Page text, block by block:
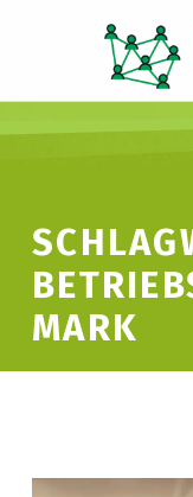
MARK